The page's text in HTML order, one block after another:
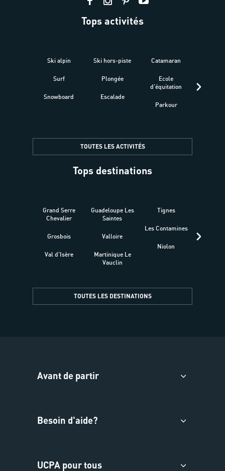
Tops activités
Ski alpin
Surf
Snowboard
Ski hors-piste
Plongée
Escalade
Catamaran
Ecole
d'équitation
Parkour
TOUTES LES ACTIVITÉS
Tops destinations
Grand Serre
Chevalier
Grosbois
Val d'Isère
Guadeloupe Les
Saintes
Valloire
Martinique Le
Vauclin
Tignes
Les Contamines
Niolon
TOUTES LES DESTINATIONS
Avant de partir
Besoin d'aide?
UCPA pour tous